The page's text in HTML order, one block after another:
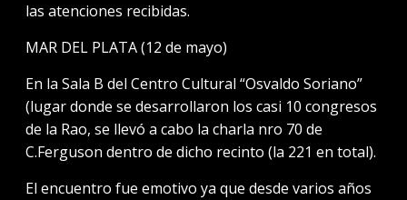
las atenciones recibidas.
MAR DEL PLATA (12 de mayo)
En la Sala B del Centro Cultural “Osvaldo Soriano”
(lugar donde se desarrollaron los casi 10 congresos
de la Rao, se llevó a cabo la charla nro 70 de
C.Ferguson dentro de dicho recinto (la 221 en total).
El encuentro fue emotivo ya que desde varios años